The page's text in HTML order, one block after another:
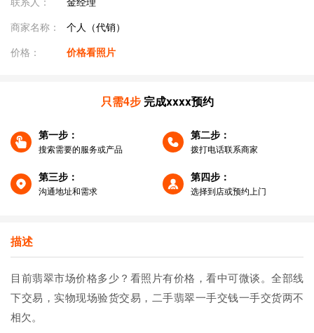
服务区域：
全国
联系人：
金经理
商家名称：
个人（代销）
完成xxxx预约
第一步：
搜索需要的服务或产品
第二步：
拨打电话联系商家
描述
目前翡翠市场价格多少？看照片有价格，看中可微谈。全部线